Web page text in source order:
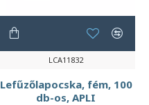
LCA11832
Lefűzőlapocska, fém, 100
db-os, APLI